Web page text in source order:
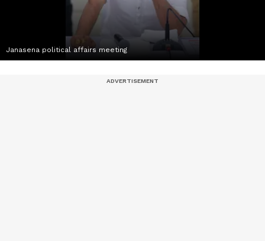
Janasena political affairs meeting